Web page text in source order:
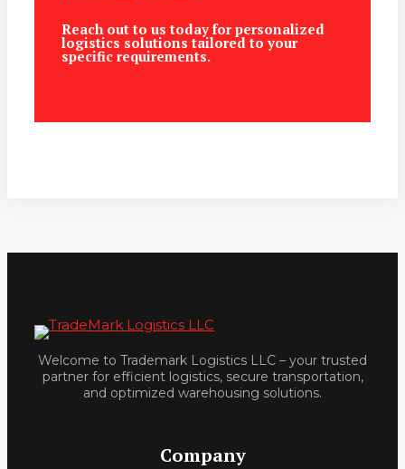
Reach out to us today for personalized
logistics solutions tailored to your
specific requirements.
Welcome to Trademark Logistics LLC – your trusted
partner for efficient logistics, secure transportation,
and optimized warehousing solutions.
Company